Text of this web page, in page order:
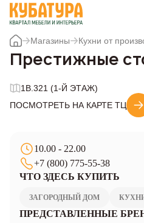
Магазины Кухни от
Престижные
1B.321 (1-Й ЭТАЖ)
ПОСМОТРЕТЬ НА КАРТЕ ТЦ
10.00 - 22.00
+7 (800) 775-55-38
ЧТО ЗДЕСЬ КУПИТЬ
ЗАГОРОДНЫЙ ДОМ
ПРЕДСТАВЛЕННЫЕ